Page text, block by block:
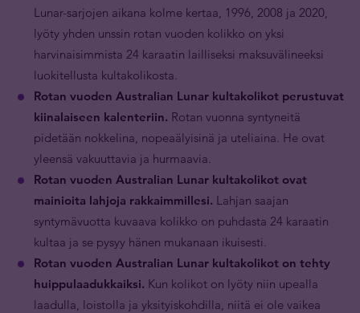
Lunar-sarjojen aikana kolme kertaa, 1996, 2008 ja 2020,
lyöty yhden unssin rotan vuoden kolikko on yksi
harvinaisimmista 24 karaatin lailliseksi maksuvälineeksi
luokitellusta kultakolikosta.
Rotan vuoden Australian Lunar kultakolikot perustuvat
kiinalaiseen kalenteriin. Rotan vuonna syntyneitä
pidetään nokkelina, nopeaälyisinä ja uteliaina. He ovat
yleensä vakuuttavia ja hurmaavia.
Rotan vuoden Australian Lunar kultakolikot ovat
mainioita lahjoja rakkaimmillesi. Lahjan saajan
syntymävuotta kuvaava kolikko on puhdasta 24 karaatin
kultaa ja se pysyy hänen mukanaan ikuisesti.
Rotan vuoden Australian Lunar kultakolikot on tehty
huippulaadukkaiksi. Kun kolikot on lyöty niin upealla
laadulla, loistolla ja yksityiskohdilla, niitä ei ole vaikea